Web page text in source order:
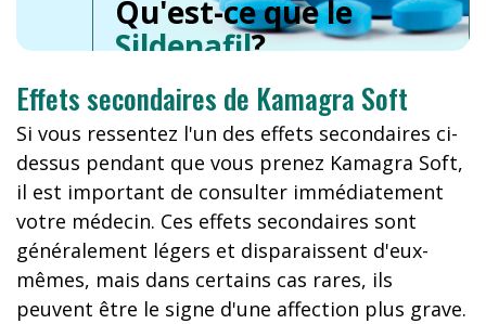
Qu'est-ce que le
Sildenafil?
Effets secondaires de Kamagra Soft
Si vous ressentez l'un des effets secondaires ci-
dessus pendant que vous prenez Kamagra Soft,
il est important de consulter immédiatement
votre médecin. Ces effets secondaires sont
généralement légers et disparaissent d'eux-
mêmes, mais dans certains cas rares, ils
peuvent être le signe d'une affection plus grave.